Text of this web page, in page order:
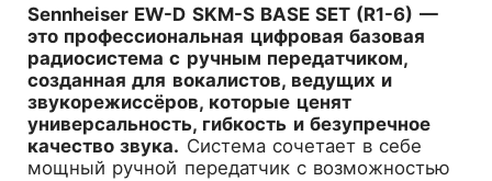
Sennheiser EW-D SKM-S BASE SET (R1-6) —
это профессиональная цифровая базовая
радиосистема с ручным передатчиком,
созданная для вокалистов, ведущих и
звукорежиссёров, которые ценят
универсальность, гибкость и безупречное
качество звука. Система сочетает в себе
мощный ручной передатчик с возможностью